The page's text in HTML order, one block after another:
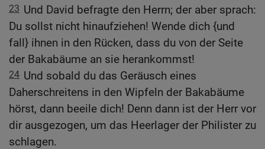
23 Und David befragte den Herrn; der aber sprach:
Du sollst nicht hinaufziehen! Wende dich {und
fall} ihnen in den Rücken, dass du von der Seite
der Bakabäume an sie herankommst!
24 Und sobald du das Geräusch eines
Daherschreitens in den Wipfeln der Bakabäume
hörst, dann beeile dich! Denn dann ist der Herr vor
dir ausgezogen, um das Heerlager der Philister zu
schlagen.